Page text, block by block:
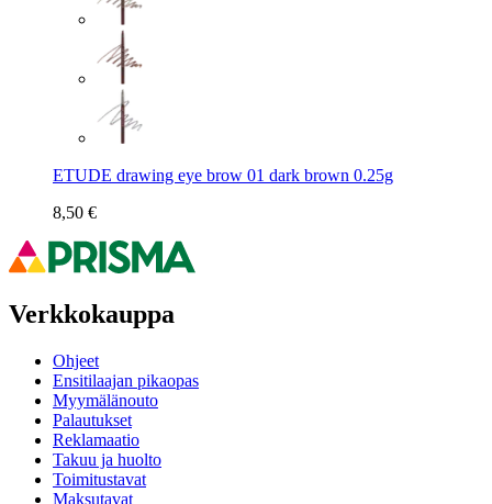
ETUDE drawing eye brow 01 dark brown 0.25g
8,50 €
Verkkokauppa
Ohjeet
Ensitilaajan pikaopas
Myymälänouto
Palautukset
Reklamaatio
Takuu ja huolto
Toimitustavat
Maksutavat